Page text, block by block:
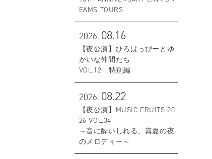
EAMS TOURS
2026. 08.16
【夜公演】ひろはっぴーとゆ
かいな仲間たち
VOL.12 特別編
2026. 08.22
【夜公演】MUSIC FRUITS 20
26 VOL.34
～音に酔いしれる、真夏の夜
のメロディー～